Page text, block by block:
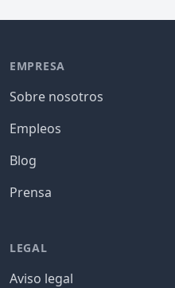
EMPRESA
Sobre nosotros
Empleos
Blog
Prensa
LEGAL
Aviso legal